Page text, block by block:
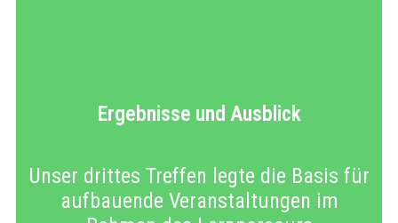
Ergebnisse und Ausblick
Unser drittes Treffen legte die Basis für
aufbauende Veranstaltungen im